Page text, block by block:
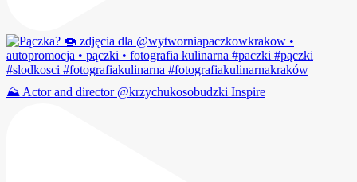
⛰️ Actor and director @krzychukosobudzki Inspire